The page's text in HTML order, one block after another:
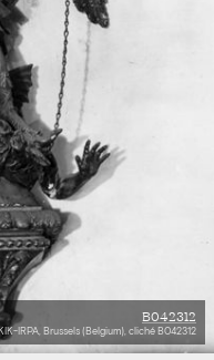
B042312
IRPA, Brussels (Belgium), cliché B042312